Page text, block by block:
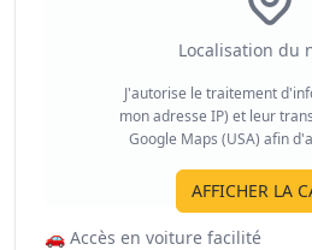
Localisation du
J'autorise le traitement
mon adresse IP) et leur
Google Maps (USA) afin
AFFICHER LA
🚗 Accès en voiture facilité